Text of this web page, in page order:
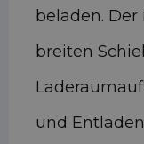
beladen.
breiten
und